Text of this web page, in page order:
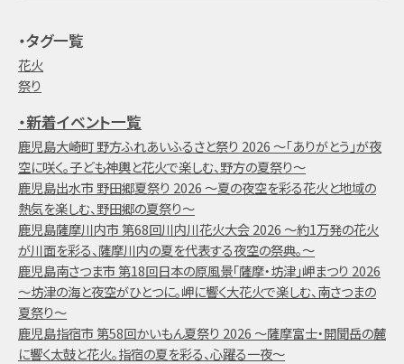
・タグ一覧
花火
祭り
・新着イベント一覧
鹿児島大崎町 野方ふれあいふるさと祭り 2026 ～「ありがとう」が夜
空に咲く。子ども神輿と花火で楽しむ、野方の夏祭り～
鹿児島出水市 野田郷夏祭り 2026 ～夏の夜空を彩る花火と地域の
熱気を楽しむ、野田郷の夏祭り～
鹿児島薩摩川内市 第68回川内川花火大会 2026 ～約1万発の花火
が川面を彩る、薩摩川内の夏を代表する夜空の祭典。～
鹿児島南さつま市 第18回日本の原風景「薩摩・坊津」岬まつり 2026
～坊津の海と夜空がひとつに。岬に響く大花火で楽しむ、南さつまの
夏祭り～
鹿児島指宿市 第58回かいもん夏祭り 2026 ～薩摩富士・開聞岳の麓
に響く太鼓と花火。指宿の夏を彩る、心躍る一夜～